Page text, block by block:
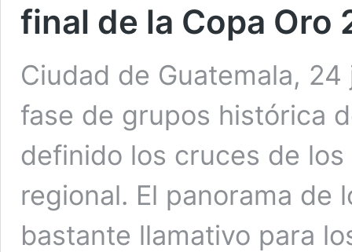
final de la Copa Oro
Ciudad de Guatemala,
fase de grupos histórica
definido los cruces de
regional. El panorama de
bastante llamativo para